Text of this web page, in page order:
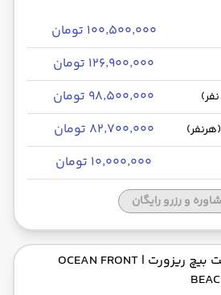
۱۰۰٬۵۰۰٬۰۰۰ تومان
۱۲۶٬۹۰۰٬۰۰۰ تومان
۹۸٬۵۰۰٬۰۰۰ تومان
۸۲٬۷۰۰٬۰۰۰ تومان
۱۰٬۰۰۰٬۰۰۰ تومان
و رزرو رایگان
بیچ ریزورت | OCEAN FRONT